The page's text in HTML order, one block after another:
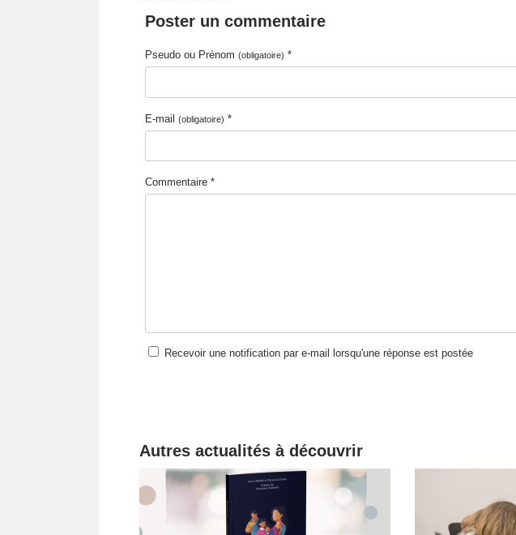
Poster un commentaire
Pseudo ou Prénom (obligatoire) *
E-mail (obligatoire) *
Commentaire *
Recevoir une notification par e-mail lorsqu'une réponse est postée
Autres actualités à découvrir